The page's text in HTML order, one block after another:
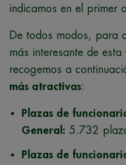
indicamos en el primer
De todos modos, para
más interesante de
recogemos a
más atractivas:
Plazas de
General: 5.732
Plazas de